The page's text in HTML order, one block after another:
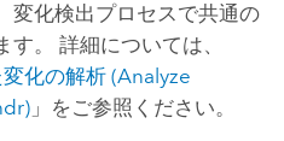
変化検出プロセスで共通の
。 詳細については、
化の解析 (Analyze
」をご参照ください。